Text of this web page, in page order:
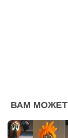
ВАМ МОЖЕТ